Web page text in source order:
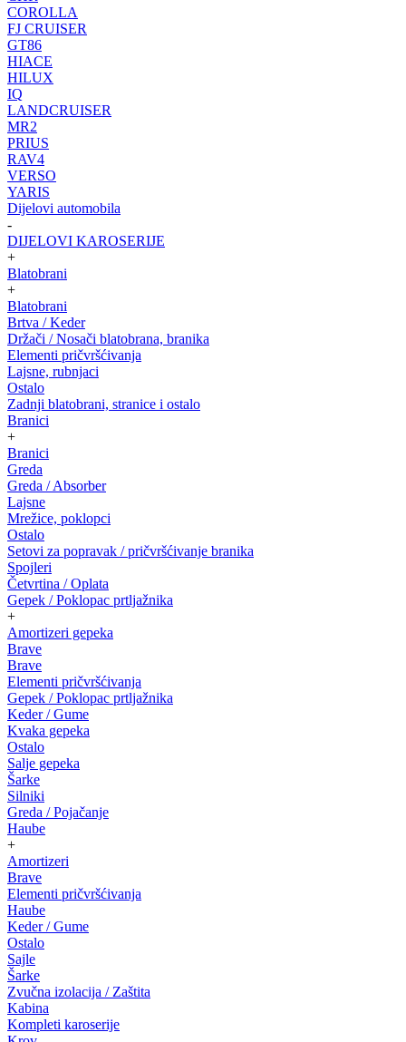
COROLLA
FJ CRUISER
GT86
HIACE
HILUX
IQ
LANDCRUISER
MR2
PRIUS
RAV4
VERSO
YARIS
Dijelovi automobila
-
DIJELOVI KAROSERIJE
+
Blatobrani
+
Blatobrani
Brtva / Keder
Držači / Nosači blatobrana, branika
Elementi pričvršćivanja
Lajsne, rubnjaci
Ostalo
Zadnji blatobrani, stranice i ostalo
Branici
+
Branici
Greda
Greda / Absorber
Lajsne
Mrežice, poklopci
Ostalo
Setovi za popravak / pričvršćivanje branika
Spojleri
Četvrtina / Oplata
Gepek / Poklopac prtljažnika
+
Amortizeri gepeka
Brave
Brave
Elementi pričvršćivanja
Gepek / Poklopac prtljažnika
Keder / Gume
Kvaka gepeka
Ostalo
Salje gepeka
Šarke
Silniki
Greda / Pojačanje
Haube
+
Amortizeri
Brave
Elementi pričvršćivanja
Haube
Keder / Gume
Ostalo
Sajle
Šarke
Zvučna izolacija / Zaštita
Kabina
Kompleti karoserije